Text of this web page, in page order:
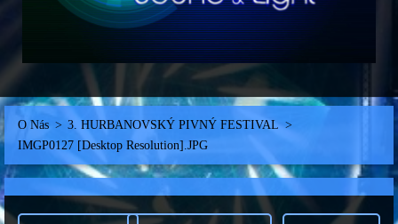
O Nás > 3. HURBANOVSKÝ PIVNÝ FESTIVAL >
IMGP0127 [Desktop Resolution].JPG